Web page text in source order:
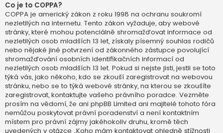
Co je to COPPA?
COPPA je americký zákon z roku 1998 na ochranu soukromí
nezletilých na internetu. Tento zákon vyžaduje, aby webové
stránky, které mohou potenciálně shromažďovat informace od
nezletilých osob mladších 13 let, získaly písemný souhlas rodičů
nebo nějaké jiné potvrzení od zákonného zástupce povolující
shromažďování osobních identifikačních informací od
nezletilých osob mladších 13 let. Pokud si nejste jisti, jestli se toto
týká vás, jako někoho, kdo se zkouší zaregistrovat na webovou
stránku, nebo se to týká webové stránky, na kterou se zkoušíte
zaregistrovat, kontaktujte vašeho právního poradce. Vezměte
prosím na vědomí, že ani phpBB Limited ani majitelé tohoto fóra
nemůžou poskytovat právní poradenství a není kontaktním
místem pro právní zájmy jakéhokoliv druhu, kromě těch
uvedených v otázce „Koho mám kontaktovat ohledně stížnosti